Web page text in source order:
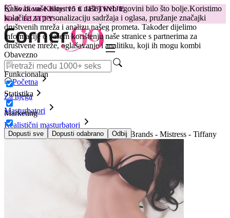
Kako bi vaše iskustvo u našoj web trgovini bilo što bolje.Koristimo
kolačiće za personalizaciju sadržaja i oglasa, pružanje značajki
društvenih mreža i analizu našeg prometa. Također dijelimo
informacije o vašem korištenju naše stranice s partnerima za
društvene mreže, oglašavanje i analitiku, koji ih mogu kombi
Obavezno
Funkcionalan
Statistika
Marketing
Dopusti sve Dopusti odabrano Odbij
😽Svakom Klitty: 15 € JEFTINIJE
Kod: KLITTY →
Početna
Za njega
Masturbatori
Realistični masturbatori
Podesivi torzo u prirodnoj veličini XR Brands - Mistress - Tiffany